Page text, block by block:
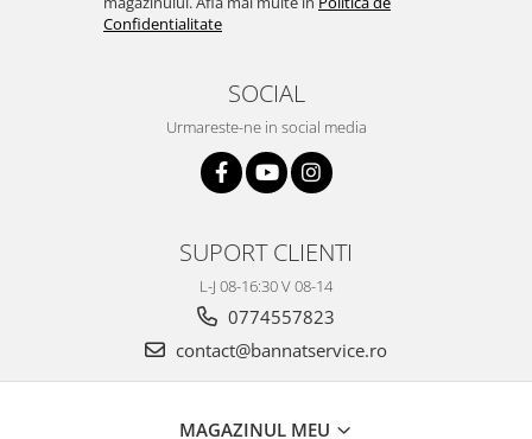
Confidentialitate
SOCIAL
Urmareste-ne in social media
SUPORT CLIENTI
L-J 08-16:30 V 08-14
0774557823
contact@bannatservice.ro
MAGAZINUL MEU